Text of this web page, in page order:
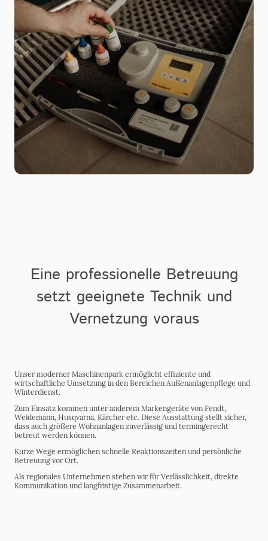
Eine professionelle Betreuung
setzt geeignete Technik und
Vernetzung voraus
Unser moderner Maschinenpark ermöglicht effiziente und
wirtschaftliche Umsetzung in den Bereichen Außenanlagenpflege und
Winterdienst.
Zum Einsatz kommen unter anderem Markengeräte von Fendt,
Weidemann, Husqvarna, Kärcher etc. Diese Ausstattung stellt sicher,
dass auch größere Wohnanlagen zuverlässig und termingerecht
betreut werden können.
Kurze Wege ermöglichen schnelle Reaktionszeiten und persönliche
Betreuung vor Ort.
Als regionales Unternehmen stehen wir für Verlässlichkeit, direkte
Kommunikation und langfristige Zusammenarbeit.